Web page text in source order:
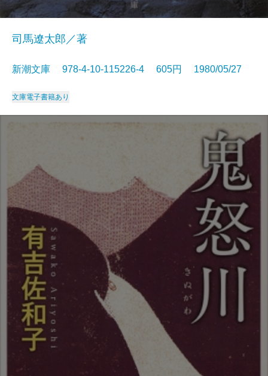
司馬遼太郎／著
新潮文庫 978-4-10-115226-4 605円 1980/05/27
文庫電子書籍あり